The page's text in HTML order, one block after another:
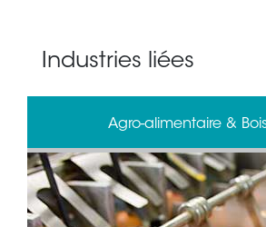
Industries liées
Agro-alimentaire &